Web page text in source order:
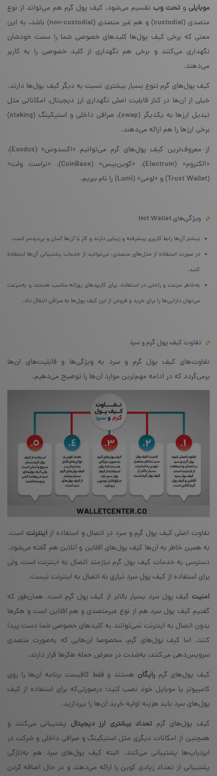
موبایلی و تحت وب تقسیم می‌شود. کیف پول گرم هم می‌تواند از نوع
متصدی (custodial) و هم غیر متصدی (non-custodial) باشد، به این
معنی که برخی کیف پول‌ها کلیدهای خصوصی شما را سمت خودشان
نگهداری می‌کنند و برخی هم نگهداری از کلید خصوصی را به کاربر
می‌دهند.
کیف پول‌های گرم تنوع بسیار بیشتری نسبت به دیگر کیف پول‌ها دارند.
خیلی از آن‌ها در کنار قابلیت اصلی نگهداری ارز دیجیتال، امکاناتی مثل
تبدیل ارزها به یکدیگر (swap)،‌ صرافی داخلی و استیکینگ (staking)
برخی ارزها را هم ارائه می‌دهند.
از معروف‌ترین کیف پول‌های گرم می‌توانیم «اکسدوس» (Exodus)،
«الکتروم» (Electrum)، «کوین‌بیس» (CoinBase)، «تراست ولت»
(Trust Wallet) و «لومی» (Lumi) را نام ببریم.
ویژگی‌های Hot Wallet
بیشتر آن‌ها رابط کاربری پیشرفته و زیبایی دارند و کار با آن‌ها آسان و بی‌دردسر است.
در صورت استفاده از مدل‌های متصدی، می‌توانید از خدمات پشتیبانی آن‌ها استفاده
کنید.
به‌خاطر سرعت و راحتی در استفاده، برای کاربردهای روزانه مناسب هستند و به‌سرعت
می‌توان دارایی‌ها را برای خرید و فروش از این کیف پول‌ها به صرافی انتقال داد.
تفاوت کیف پول گرم و سرد
تفاوت‌های کیف پول گرم و سرد به ویژگی‌ها و قابلیت‌های آن‌ها
برمی‌گردد که در ادامه مهم‌ترین موارد آن‌ها را توضیح می‌دهیم.
تفاوت اصلی کیف پول گرم و سرد در اتصال و استفاده ازاینترنت است.
به همین خاطر به آن‌ها کیف پول‌های آفلاین و آنلاین هم گفته می‌شود.
دسترسی به خدمات کیف پول گرم نیازمند اتصال به اینترنت است، ولی
برای استفاده از کیف پول‌ سرد نیازی به اتصال به اینترنت نیست.
امنیت کیف پول سرد بسیار بالاتر از کیف پول گرم است. همان‌طور که
گفتیم کیف پول سرد هم از نوع غیرمتصدی و هم آفلاین است و هکرها
بدون اتصال به اینترنت نمی‌توانند به کلیدهای خصوصی شما دست پیدا
کنند. اما کیف پول‌های گرم، مخصوصا آن‌هایی که به‌صورت متصدی
سرویس‌دهی می‌کنند، به‌شدت در معرض حمله‌ هکرها قرار دارند.
کیف پول‌های گرمرایگان هستند و فقط کافیست برنامه‌ آن‌ها را روی
کامپیوتر یا موبایل خود نصب کنید؛ درصورتی‌که برای استفاده از کیف
پول‌های سرد باید هزینه‌ اولیه‌ خرید آن‌ها را بپردازید.
کیف پول‌های گرم تعداد بیشتری ارز دیجیتال پشتیبانی می‌کنند و
همچنین از امکانات دیگری مثل استیکینگ و صرافی داخلی و شرکت در
ایردراپ‌ها پشتیبانی می‌کنند. البته کیف پول‌های سرد هم به‌تازگی
پشتیبانی از تعداد زیادی کوین را ارائه می‌دهند و در حال اضافه کردن